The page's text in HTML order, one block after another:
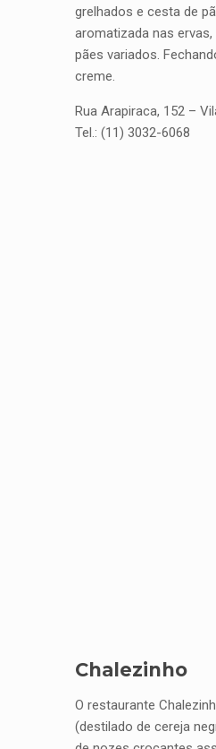
grelhados e cesta de
aromatizada nas
pães variados.
creme.
Rua Arapiraca, 152 –
Tel.: (11) 3032-6068
Chalezinho
O restaurante
(destilado de cereja